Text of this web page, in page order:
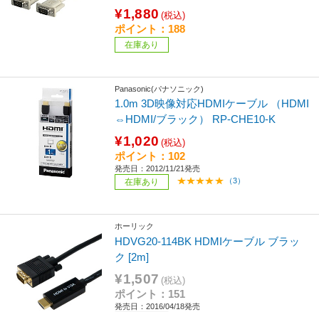
¥1,880 (税込)
ポイント：188
在庫あり
Panasonic(パナソニック)
1.0m 3D映像対応HDMIケーブル （HDMI
⇔HDMI/ブラック） RP-CHE10-K
¥1,020 (税込)
ポイント：102
発売日：2012/11/21発売
在庫あり （3）
ホーリック
HDVG20-114BK HDMIケーブル ブラッ
ク [2m]
¥1,507 (税込)
ポイント：151
発売日：2016/04/18発売